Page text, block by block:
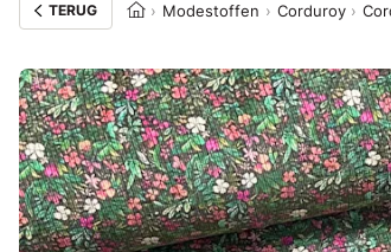
TERUG Modestoffen Corduroy